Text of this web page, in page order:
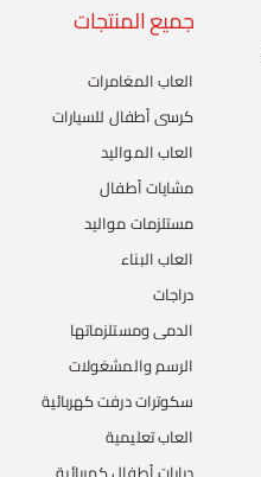
جميع المنتجات
العاب المغامرات
كرسي أطفال للسيارات
العاب المواليد
مشايات أطفال
مستلزمات مواليد
العاب البناء
دراجات
الدمى ومستلزماتها
الرسم والمشغولات
سكوترات درفت كهربائية
العاب تعليمية